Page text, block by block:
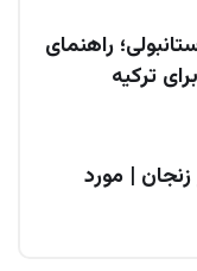
راهنمای
ترکیه
زنجان | مورد